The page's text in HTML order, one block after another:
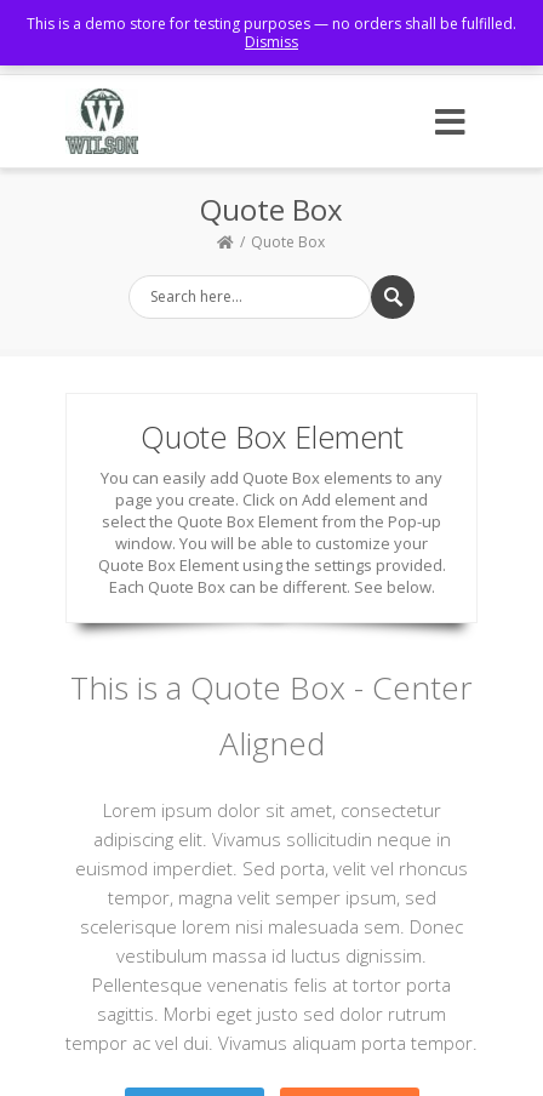
Facebook
Quote Box
Quote Box
Quote Box Element
You can easily add Quote Box elements to any
page you create. Click on Add element and
select the Quote Box Element from the Pop-up
window. You will be able to customize your
Quote Box Element using the settings provided.
Each Quote Box can be different. See below.
This is a Quote Box - Center
Aligned
Lorem ipsum dolor sit amet, consectetur
adipiscing elit. Vivamus sollicitudin neque in
euismod imperdiet. Sed porta, velit vel rhoncus
tempor, magna velit semper ipsum, sed
scelerisque lorem nisi malesuada sem. Donec
vestibulum massa id luctus dignissim.
Pellentesque venenatis felis at tortor porta
sagittis. Morbi eget justo sed dolor rutrum
tempor ac vel dui. Vivamus aliquam porta tempor.
This is a demo store for testing purposes — no orders shall be fulfilled.
Dismiss